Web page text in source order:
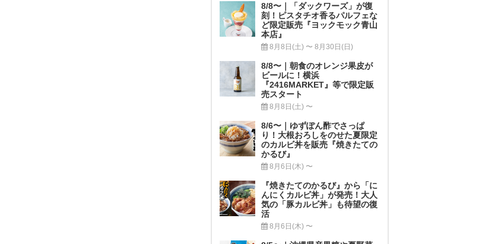
8/8〜｜「ダックワーズ」が復
刻！ピスタチオ香るパルフェな
ど限定販売『ヨックモック青山
本店』
8月8日(土) 〜 8月30日(日)
8/8〜｜朝食のオレンジ果皮が
ビールに！横浜
『2416MARKET』等で限定販
売スタート
8月8日(土) 〜
8/6〜｜ゆずぽん酢でさっぱ
り！大根おろしをのせた夏限定
のカルビ丼を販売『焼きたての
かるび』
8月6日(木) 〜
『焼きたてのかるび』から「に
んにくカルビ丼」が発売！大人
気の「豚カルビ丼」も待望の復
活
8月6日(木) 〜